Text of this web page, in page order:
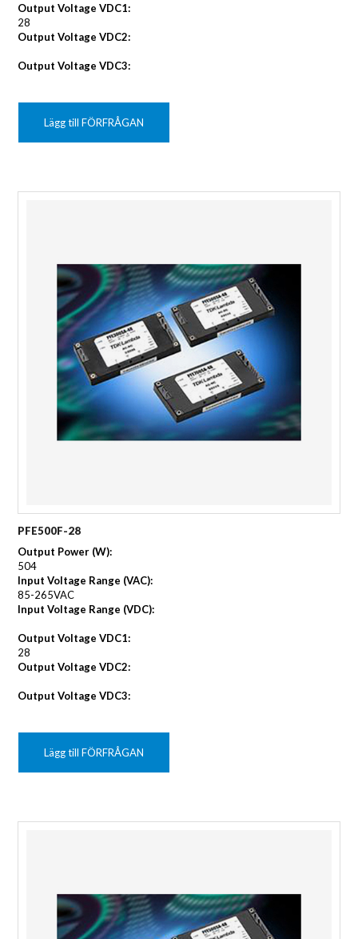
Output Voltage VDC1:
28
Output Voltage VDC2:
Output Voltage VDC3:
Lägg till FÖRFRÅGAN
PFE500F-28
Output Power (W):
504
Input Voltage Range (VAC):
85-265VAC
Input Voltage Range (VDC):
Output Voltage VDC1:
28
Output Voltage VDC2:
Output Voltage VDC3:
Lägg till FÖRFRÅGAN